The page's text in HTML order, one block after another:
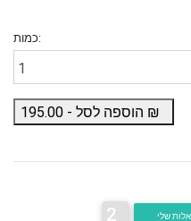
כמות:
הוספה לסל - 195.00
2